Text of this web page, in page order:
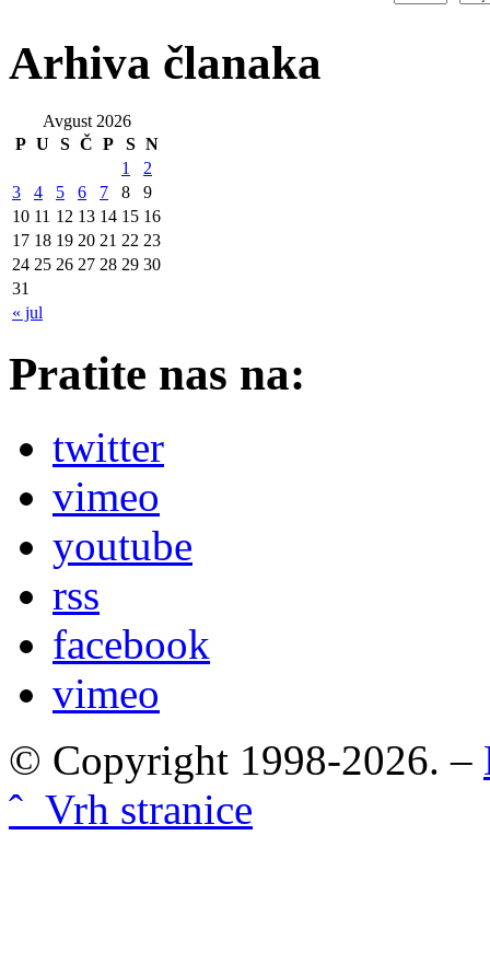
Arhiva članaka
Avgust 2026
P U S Č P S N
« jul
1
2
3
4 5 6 7 8
9
10 11 12 13 14 15 16
17 18 19 20 21 22 23
24 25 26 27 28 29 30
31
Pratite nas na:
twitter
vimeo
youtube
rss
facebook
vimeo
© Copyright 1998-2026. –
ˆ Vrh stranice